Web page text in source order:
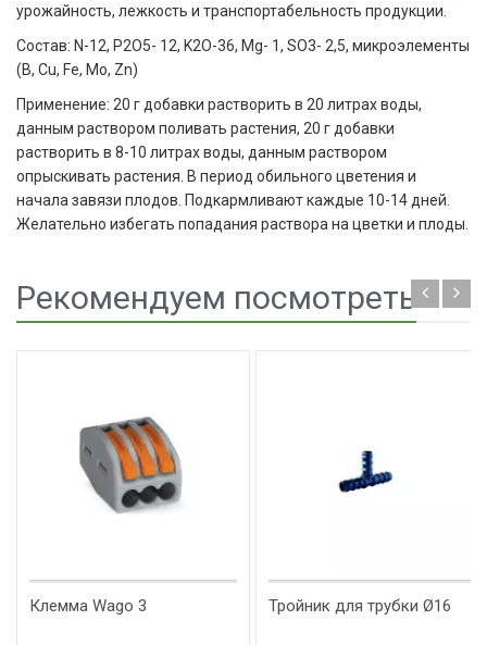
урожайность, лежкость и транспортабельность продукции.
Состав: N-12, P2O5- 12, K2O-36, Mg- 1, SO3- 2,5, микроэлементы
(B, Cu, Fe, Mo, Zn)
Применение: 20 г добавки растворить в 20 литрах воды,
данным раствором поливать растения, 20 г добавки
растворить в 8-10 литрах воды, данным раствором
опрыскивать растения. В период обильного цветения и
начала завязи плодов. Подкармливают каждые 10-14 дней.
Желательно избегать попадания раствора на цветки и плоды.
Рекомендуем посмотреть
Клемма Wago 3 Тройник для трубки Ø16